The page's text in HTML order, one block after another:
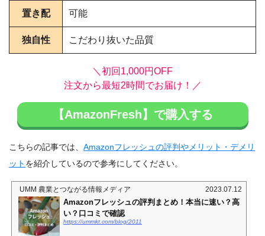
置き配 可能
独自性 こだわり抜いた品質
＼初回1,000円OFF
注文から最短2時間でお届け！／
【AmazonFresh】で購入する
こちらの記事では、 Amazonフレッシュの評判やメリット・デメリ
ット を紹介しているので参考にしてください。
UMM 農業とつながる情報メディア 2023.07.12
Amazonフレッシュの評判まとめ！本当に速い？高
い？口コミで確認
https://ummkt.com/blog/2011